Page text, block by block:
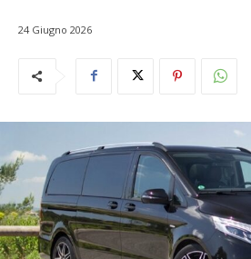
24 Giugno 2026